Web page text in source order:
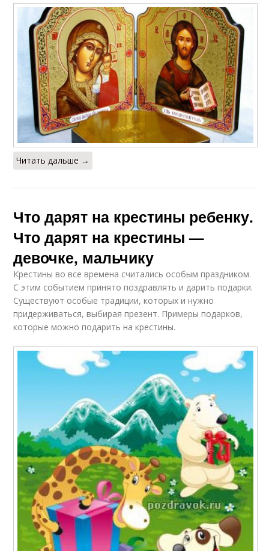
Читать дальше →
Что дарят на крестины ребенку.
Что дарят на крестины —
девочке, мальчику
Крестины во все времена считались особым праздником.
С этим событием принято поздравлять и дарить подарки.
Существуют особые традиции, которых и нужно
придерживаться, выбирая презент. Примеры подарков,
которые можно подарить на крестины.